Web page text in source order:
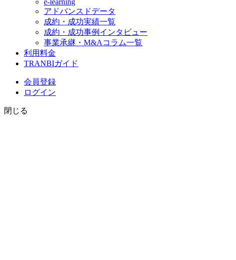
e-learning
アドバンスドデータ
成約・成功実績一覧
成約・成功事例インタビュー
事業承継・M&Aコラム一覧
利用料金
TRANBIガイド
会員登録
ログイン
閉じる